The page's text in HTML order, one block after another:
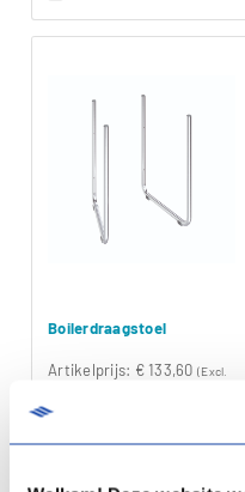
Boilerdraagstoel
Artikelprijs: € 133,60 (Excl.